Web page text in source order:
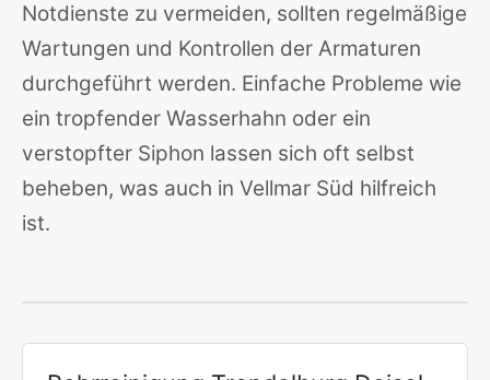
Notdienste zu vermeiden, sollten regelmäßige
Wartungen und Kontrollen der Armaturen
durchgeführt werden. Einfache Probleme wie
ein tropfender Wasserhahn oder ein
verstopfter Siphon lassen sich oft selbst
beheben, was auch in Vellmar Süd hilfreich
ist.